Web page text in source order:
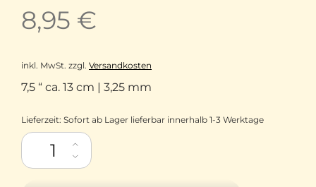
8,95 €
inkl. MwSt. zzgl. Versandkosten
7,5 “ ca. 13 cm | 3,25 mm
Lieferzeit: Sofort ab Lager lieferbar innerhalb 1-3 Werktage
Brittany Needles Birkenholz Nadelspiel DPN Double Point 7,5"